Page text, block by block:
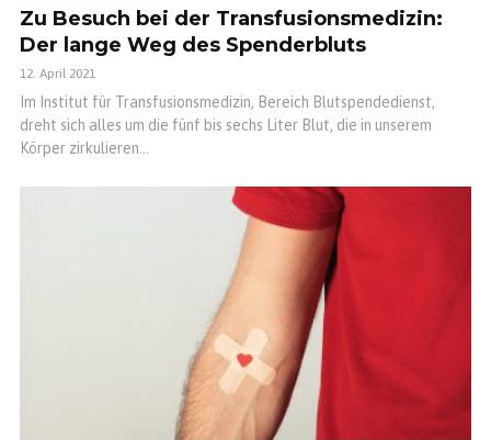
Zu Besuch bei der Transfusionsmedizin:
Der lange Weg des Spenderbluts
12. April 2021
Im Institut für Transfusionsmedizin, Bereich Blutspendedienst,
dreht sich alles um die fünf bis sechs Liter Blut, die in unserem
Körper zirkulieren...